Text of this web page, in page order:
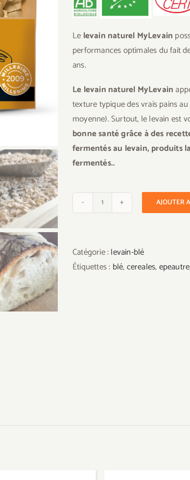
Le levain naturel MyLevain
performances optimales du fait
ans.
Le levain naturel MyLevain
texture typique des vrais pains
moyenne). Surtout, le levain est
bonne santé grâce à des
fermentés au levain, produits
fermentés..
quantité
de
levain
AJOUTER
Catégorie :levain-blé
Étiquettes : blé,cereales,epeautre